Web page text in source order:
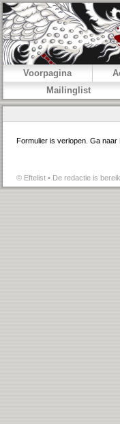
Voorpagina
Mailinglist
Formulier is verlopen. Ga naar
© Eftelist • De redactie is